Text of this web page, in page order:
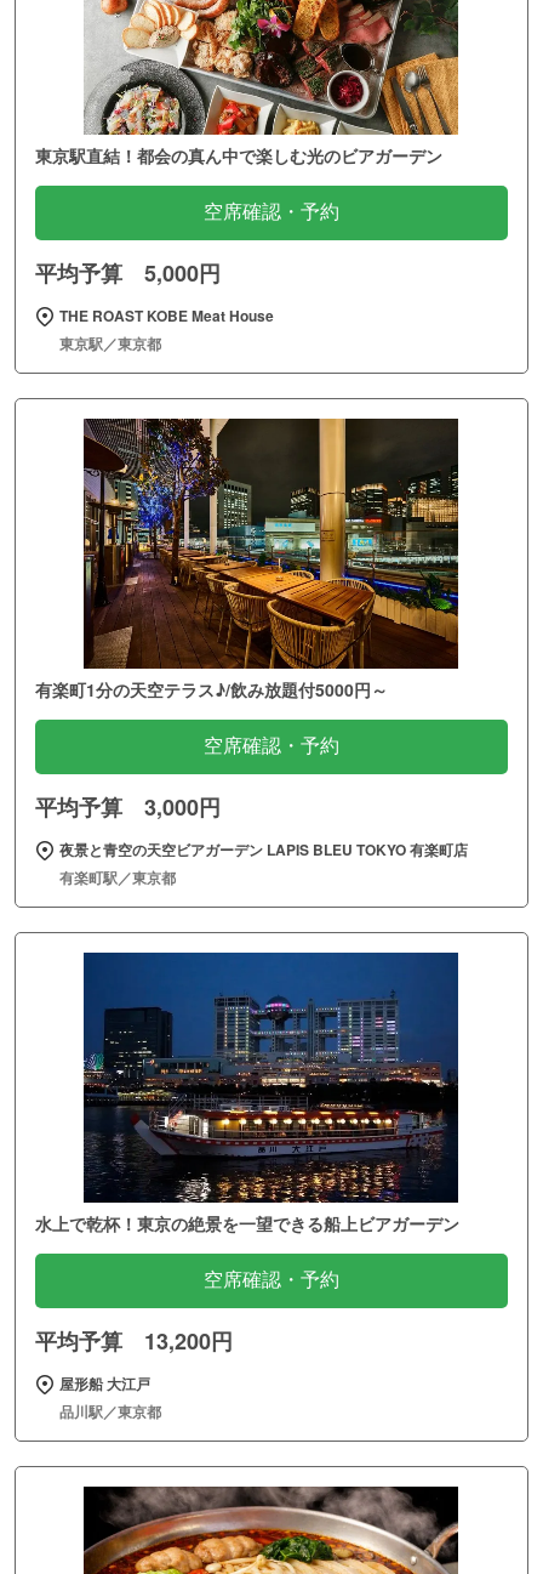
東京駅直結！都会の真ん中で楽しむ光のビアガーデン
空席確認・予約
平均予算 5,000円
THE ROAST KOBE Meat House
東京駅／東京都
有楽町1分の天空テラス♪/飲み放題付5000円～
空席確認・予約
平均予算 3,000円
夜景と青空の天空ビアガーデン LAPIS BLEU TOKYO 有楽町店
有楽町駅／東京都
水上で乾杯！東京の絶景を一望できる船上ビアガーデン
空席確認・予約
平均予算 13,200円
屋形船 大江戸
品川駅／東京都